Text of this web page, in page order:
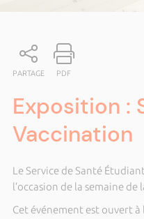
PARTAGE PDF
Exposition :
Vaccination
Le Service de Santé
l’occasion de la semaine de
Cet événement est ouvert à